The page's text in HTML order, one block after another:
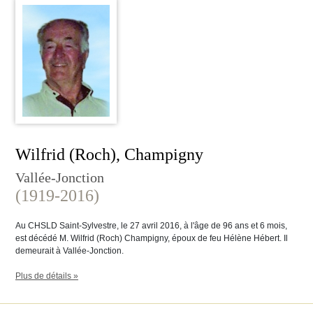
Wilfrid (Roch), Champigny
Vallée-Jonction
(1919-2016)
Au CHSLD Saint-Sylvestre, le 27 avril 2016, à l'âge de 96 ans et 6 mois,
est décédé M. Wilfrid (Roch) Champigny, époux de feu Hélène Hébert. Il
demeurait à Vallée-Jonction.
Plus de détails »